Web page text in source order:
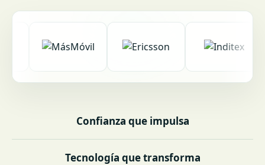
Confianza que impulsa
Tecnología que transforma